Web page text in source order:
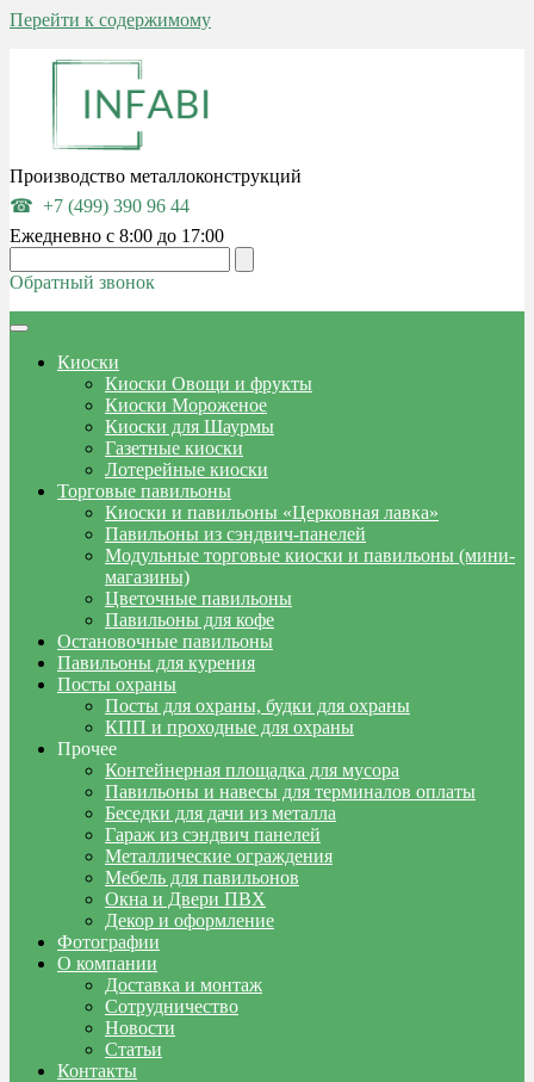
Перейти к содержимому
Производство металлоконструкций
+7 (499) 390 96 44
Ежедневно с 8:00 до 17:00
Обратный звонок
Киоски
Киоски Овощи и фрукты
Киоски Мороженое
Киоски для Шаурмы
Газетные киоски
Лотерейные киоски
Торговые павильоны
Киоски и павильоны «Церковная лавка»
Павильоны из сэндвич-панелей
Модульные торговые киоски и павильоны (мини-
магазины)
Цветочные павильоны
Павильоны для кофе
Остановочные павильоны
Павильоны для курения
Посты охраны
Посты для охраны, будки для охраны
КПП и проходные для охраны
Прочее
Контейнерная площадка для мусора
Павильоны и навесы для терминалов оплаты
Беседки для дачи из металла
Гараж из сэндвич панелей
Металлические ограждения
Мебель для павильонов
Окна и Двери ПВХ
Декор и оформление
Фотографии
О компании
Доставка и монтаж
Сотрудничество
Новости
Статьи
Контакты